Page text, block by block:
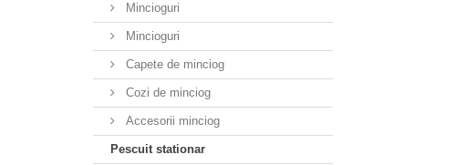
Mincioguri
Mincioguri
Capete de minciog
Cozi de minciog
Accesorii minciog
Pescuit stationar